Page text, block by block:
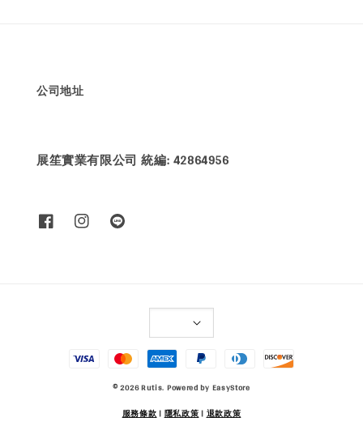
公司地址
展笙實業有限公司 統編: 42864956
© 2026 Rutis. Powered by EasyStore
服務條款| 隱私政策| 退款政策